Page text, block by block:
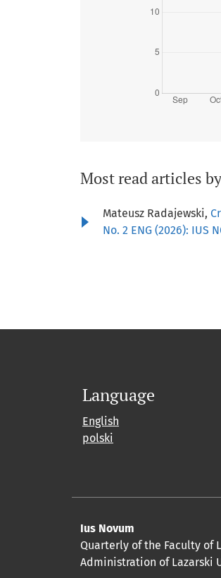
Most read articles
Mateusz Radajewski,
No. 2 ENG (2026): IUS
Language
English
polski
Ius Novum
Quarterly of the Faculty of
Administration of Lazarski